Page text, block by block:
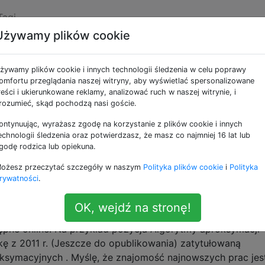
jako books
przeczytać?
duch, co artykuły powinny przeczytać wszyscy i jakie
niezwykłe książki z różnych dziedzin informatyki
na matematykę, ale mogą się okazać
Nierówności Logika Teoria grafów …
big-list books
TCS, których wersje robocze są dostępne
przeczytać wszystkie , zauważyłem, że są ostatnie
online. Na przykład pozycja Algorytmy aproksymacji
z 2011 r. (Jeszcze do opublikowania) zatytułowaną
. Myślę, że znajomość najnowszych prac
plików cookie
plików cookie i innych technologii śledzenia w celu poprawy
przeglądania naszej witryny, aby wyświetlać spersonalizowane
i ukierunkowane reklamy, analizować ruch w naszej witrynie, i
skąd pochodzą nasi goście.
wyrażasz zgodę na korzystanie z plików cookie i innych
śledzenia oraz potwierdzasz, że masz co najmniej 16 lat lub
rodzica lub opiekuna.
przeczytać szczegóły w naszym Polityka plików cookie i Polityka
.
OK, wejdź na stronę!